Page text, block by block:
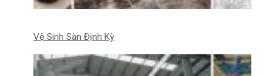
Vệ Sinh Sàn Định Kỳ